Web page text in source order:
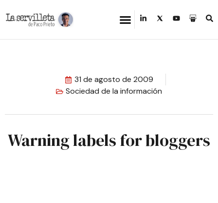
31 de agosto de 2009
Sociedad de la información
Warning labels for bloggers